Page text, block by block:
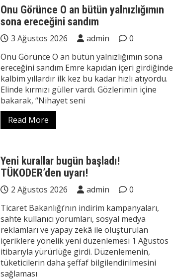
Onu Görünce O an bütün yalnızlığımın
sona ereceğini sandım
3 Ağustos 2026 admin
0
Onu Görünce O an bütün yalnızlığımın sona
ereceğini sandım Emre kapıdan içeri girdiğinde
kalbim yıllardır ilk kez bu kadar hızlı atıyordu.
Elinde kırmızı güller vardı. Gözlerimin içine
bakarak, “Nihayet seni
Read More
Yeni kurallar bugün başladı!
TÜKODER’den uyarı!
2 Ağustos 2026 admin
0
Ticaret Bakanlığı’nın indirim kampanyaları,
sahte kullanıcı yorumları, sosyal medya
reklamları ve yapay zekâ ile oluşturulan
içeriklere yönelik yeni düzenlemesi 1 Ağustos
itibarıyla yürürlüğe girdi. Düzenlemenin,
tüketicilerin daha şeffaf bilgilendirilmesini
sağlaması